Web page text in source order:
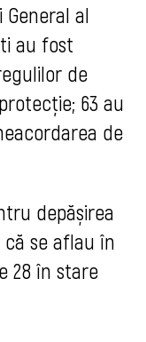
al
au fost
de
63 au
de
depășirea
se aflau în
28 în stare